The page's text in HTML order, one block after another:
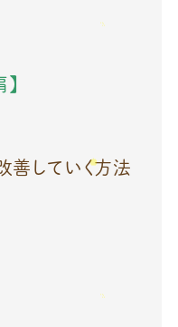
】
善していく方法